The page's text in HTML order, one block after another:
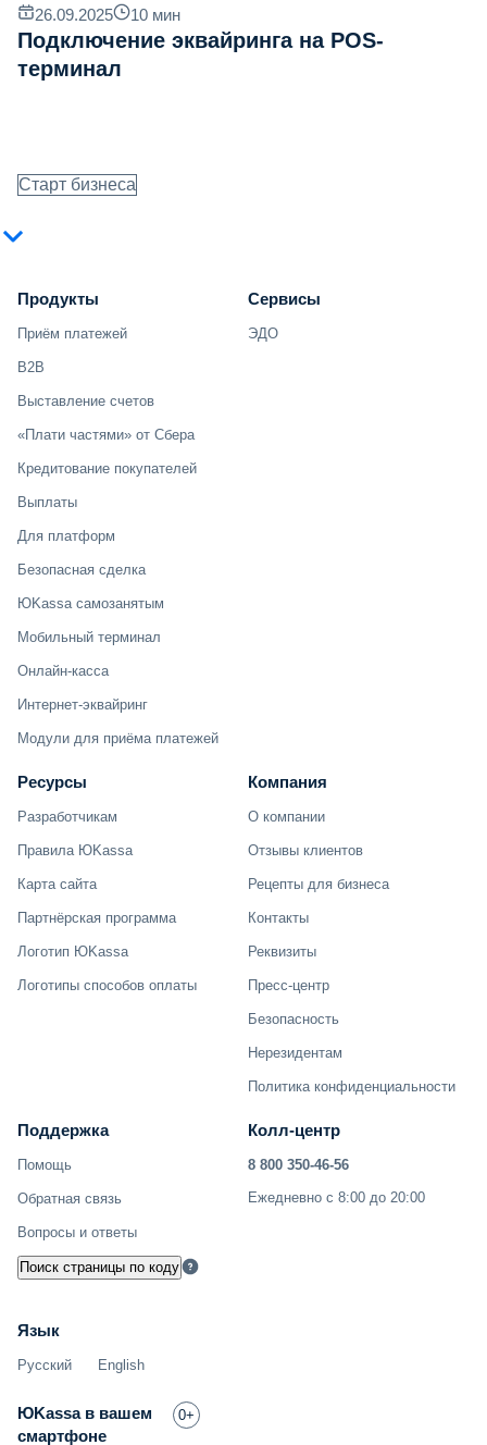
26.09.2025 10 мин
Подключение эквайринга на POS-
терминал
Старт бизнеса
Продукты
Приём платежей
B2B
Выставление счетов
«Плати частями» от Сбера
Кредитование покупателей
Выплаты
Для платформ
Безопасная сделка
ЮKassa самозанятым
Мобильный терминал
Онлайн-касса
Интернет-эквайринг
Модули для приёма платежей
Сервисы
ЭДО
Ресурсы
Разработчикам
Правила ЮKassa
Карта сайта
Партнёрская программа
Логотип ЮKassa
Логотипы способов оплаты
Компания
О компании
Отзывы клиентов
Рецепты для бизнеса
Контакты
Реквизиты
Пресс-центр
Безопасность
Нерезидентам
Политика конфиденциальности
Поддержка
Помощь
Обратная связь
Вопросы и ответы
Поиск страницы по коду
Колл-центр
8 800 350-46-56
Ежедневно с 8:00 до 20:00
Язык
Русский English
ЮKassa в вашем
смартфоне
0+